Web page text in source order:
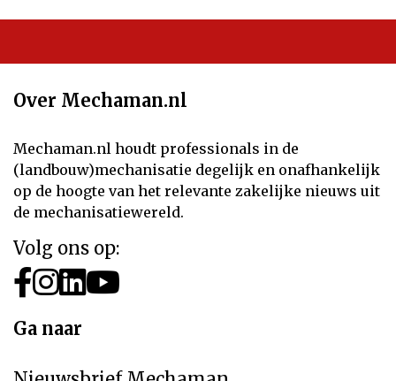
Over Mechaman.nl
Mechaman.nl houdt professionals in de
(landbouw)mechanisatie degelijk en onafhankelijk
op de hoogte van het relevante zakelijke nieuws uit
de mechanisatiewereld.
Volg ons op:
Ga naar